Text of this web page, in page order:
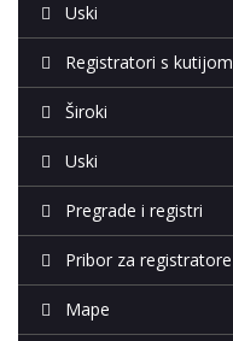
Uski
Registratori s kutijom
Široki
Uski
Pregrade i registri
Pribor za registratore
Mape